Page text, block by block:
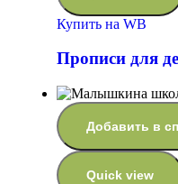
Купить на WB
Прописи для
Добавить в
Quick view